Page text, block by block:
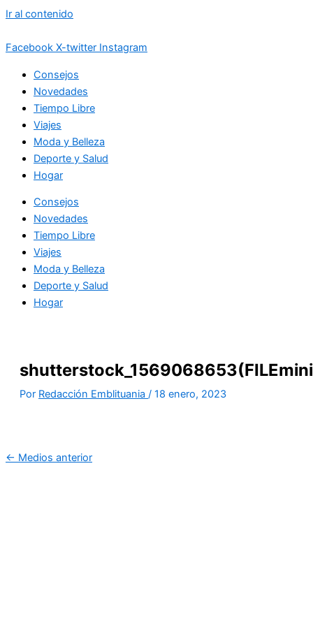
Ir al contenido
Facebook X-twitter Instagram
Consejos
Novedades
Tiempo Libre
Viajes
Moda y Belleza
Deporte y Salud
Hogar
Consejos
Novedades
Tiempo Libre
Viajes
Moda y Belleza
Deporte y Salud
Hogar
Por Redacción Emblituania / 18 enero, 2023
← Medios anterior